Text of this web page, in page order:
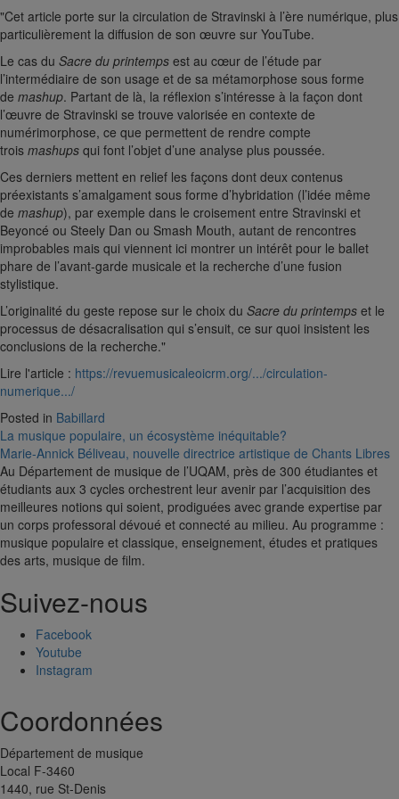
"Cet article porte sur la circulation de Stravinski à l’ère numérique, plus
particulièrement la diffusion de son œuvre sur YouTube.
Le cas du Sacre du printemps est au cœur de l’étude par
l’intermédiaire de son usage et de sa métamorphose sous forme
de mashup. Partant de là, la réflexion s’intéresse à la façon dont
l’œuvre de Stravinski se trouve valorisée en contexte de
numérimorphose, ce que permettent de rendre compte
trois mashups qui font l’objet d’une analyse plus poussée.
Ces derniers mettent en relief les façons dont deux contenus
préexistants s’amalgament sous forme d’hybridation (l’idée même
de mashup), par exemple dans le croisement entre Stravinski et
Beyoncé ou Steely Dan ou Smash Mouth, autant de rencontres
improbables mais qui viennent ici montrer un intérêt pour le ballet
phare de l’avant-garde musicale et la recherche d’une fusion
stylistique.
L’originalité du geste repose sur le choix du Sacre du printemps et le
processus de désacralisation qui s’ensuit, ce sur quoi insistent les
conclusions de la recherche."
Lire l'article : https://revuemusicaleoicrm.org/.../circulation-
numerique.../
Posted in Babillard
Navigation
de
l'article
La musique populaire, un écosystème inéquitable?
Marie-Annick Béliveau, nouvelle directrice artistique de Chants Libres
Au Département de musique de l’UQAM, près de 300 étudiantes et
étudiants aux 3 cycles orchestrent leur avenir par l’acquisition des
meilleures notions qui soient, prodiguées avec grande expertise par
un corps professoral dévoué et connecté au milieu. Au programme :
musique populaire et classique, enseignement, études et pratiques
des arts, musique de film.
Suivez-nous
Facebook
Youtube
Instagram
Coordonnées
Département de musique
Local F-3460
1440, rue St-Denis